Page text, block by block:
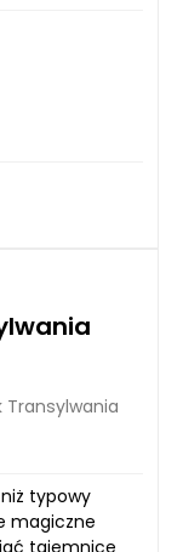
typowy
magiczne
tajemnice